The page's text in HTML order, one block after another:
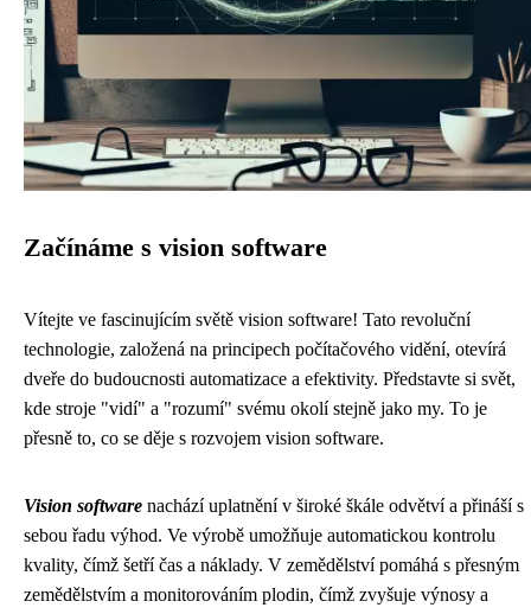
Začínáme s vision software
Vítejte ve fascinujícím světě vision software! Tato revoluční
technologie, založená na principech počítačového vidění, otevírá
dveře do budoucnosti automatizace a efektivity. Představte si svět,
kde stroje "vidí" a "rozumí" svému okolí stejně jako my. To je
přesně to, co se děje s rozvojem vision software.
Vision software nachází uplatnění v široké škále odvětví a přináší s
sebou řadu výhod. Ve výrobě umožňuje automatickou kontrolu
kvality, čímž šetří čas a náklady. V zemědělství pomáhá s přesným
zemědělstvím a monitorováním plodin, čímž zvyšuje výnosy a